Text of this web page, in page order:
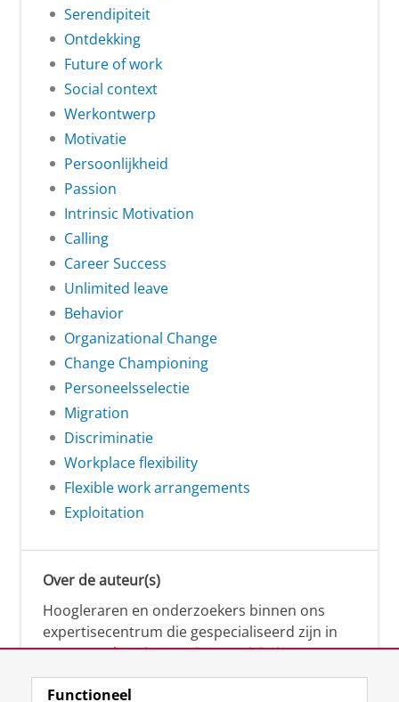
Serendipiteit
Ontdekking
Future of work
Social context
Werkontwerp
Motivatie
Persoonlijkheid
Passion
Intrinsic Motivation
Calling
Career Success
Unlimited leave
Behavior
Organizational Change
Change Championing
Personeelsselectie
Migration
Discriminatie
Workplace flexibility
Flexible work arrangements
Exploitation
Over de auteur(s)
Hoogleraren en onderzoekers binnen ons
expertisecentrum die gespecialiseerd zijn in
samenwerken, innovatie, creativiteit,
diversiteit, leiderschap en ethisch gedrag.
Functioneel